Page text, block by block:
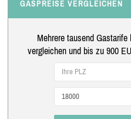
GASPREISE VERGLEICHEN
Mehrere tausend Gastarife
vergleichen und bis zu 900